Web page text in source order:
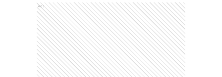
Ads